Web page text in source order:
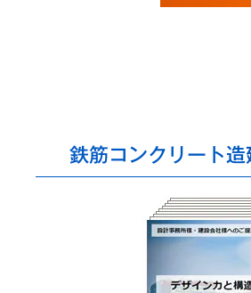
鉄筋コンクリート